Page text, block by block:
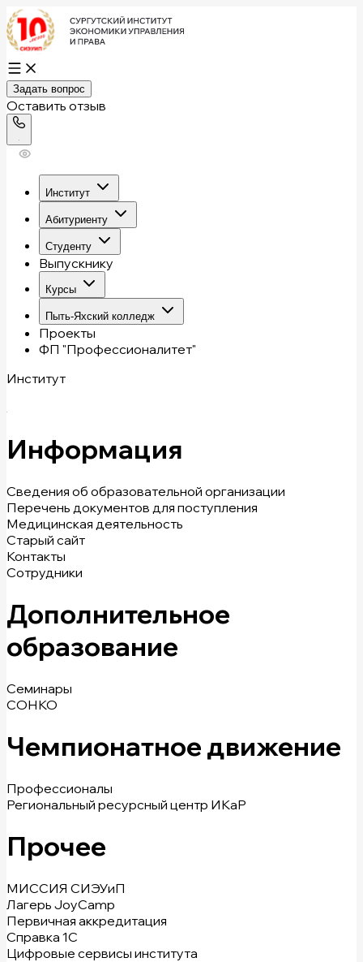
Задать вопрос
Оставить отзыв
Институт
Абитуриенту
Студенту
Выпускнику
Курсы
Пыть-Яхский колледж
Проекты
ФП "Профессионалитет"
Институт
Информация
Сведения об образовательной организации
Перечень документов для поступления
Медицинская деятельность
Старый сайт
Контакты
Сотрудники
Дополнительное
образование
Семинары
СОНКО
Чемпионатное движение
Профессионалы
Региональный ресурсный центр ИКаР
Прочее
МИССИЯ СИЭУиП
Лагерь JoyCamp
Первичная аккредитация
Справка 1С
Цифровые сервисы института